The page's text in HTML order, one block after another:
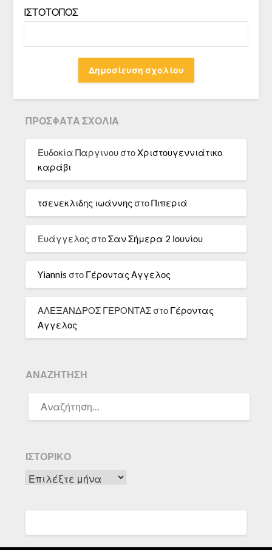
ΙΣΤΌΤΟΠΟΣ
ΠΡΌΣΦΑΤΑ ΣΧΌΛΙΑ
Ευδοκία Παργινου στοΧριστουγεννιάτικο
καράβι
τσενεκλιδης ιωάννης στοΠιπεριά
Ευάγγελος στοΣαν Σήμερα 2 Ιουνίου
Yiannis στο Γέροντας Αγγελος
ΑΛΕΞΑΝΔΡΟΣ ΓΕΡΟΝΤΑΣ στο Γέροντας
Αγγελος
ΑΝΑΖΉΤΗΣΗ
ΓΙΑ:
ΙΣΤΟΡΙΚΌ
Ιστορικό